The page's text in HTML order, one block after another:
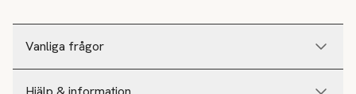
Vanliga frågor